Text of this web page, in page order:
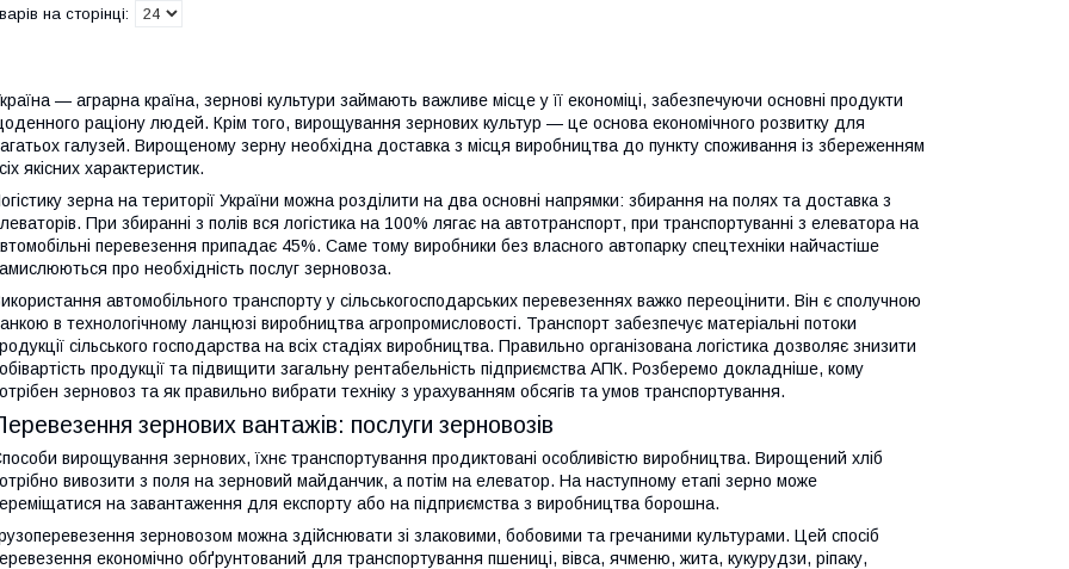
— аграрна країна, зернові культури займають важливе місце у її економіці, забезпечуючи основні продукти
раціону людей. Крім того, вирощування зернових культур — це основа економічного розвитку для
галузей. Вирощеному зерну необхідна доставка з місця виробництва до пункту споживання із збереженням
якісних характеристик.
зерна на території України можна розділити на два основні напрямки: збирання на полях та доставка з
При збиранні з полів вся логістика на 100% лягає на автотранспорт, при транспортуванні з елеватора на
перевезення припадає 45%. Саме тому виробники без власного автопарку спецтехніки найчастіше
про необхідність послуг зерновоза.
автомобільного транспорту у сільськогосподарських перевезеннях важко переоцінити. Він є сполучною
в технологічному ланцюзі виробництва агропромисловості. Транспорт забезпечує матеріальні потоки
сільського господарства на всіх стадіях виробництва. Правильно організована логістика дозволяє знизити
продукції та підвищити загальну рентабельність підприємства АПК. Розберемо докладніше, кому
зерновоз та як правильно вибрати техніку з урахуванням обсягів та умов транспортування.
зернових вантажів: послуги зерновозів
вирощування зернових, їхнє транспортування продиктовані особливістю виробництва. Вирощений хліб
вивозити з поля на зерновий майданчик, а потім на елеватор. На наступному етапі зерно може
на завантаження для експорту або на підприємства з виробництва борошна.
зерновозом можна здійснювати зі злаковими, бобовими та гречаними культурами. Цей спосіб
економічно обґрунтований для транспортування пшениці, вівса, ячменю, жита, кукурудзи, ріпаку,